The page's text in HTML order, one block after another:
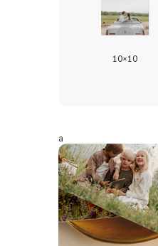
10×10
a